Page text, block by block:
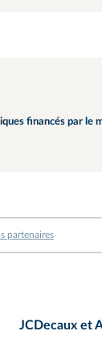
financés par le
partenaires
JCDecaux et